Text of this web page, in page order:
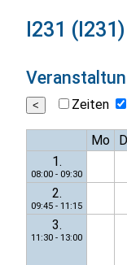
I231 (I231)
Zeiten
Mo
1.
08:00 - 09:30
2.
09:45 - 11:15
3.
11:30 - 13:00